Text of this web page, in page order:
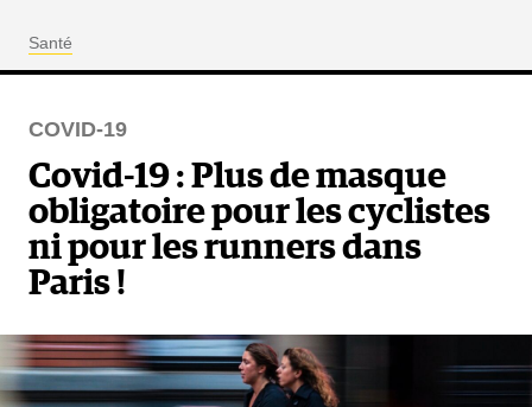
Santé
COVID-19
Covid-19 : Plus de masque
obligatoire pour les cyclistes
ni pour les runners dans
Paris !